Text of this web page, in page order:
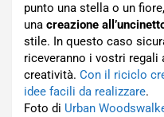
punto una stella o un
una creazione
stile. In questo caso
riceveranno i vostri regali
creatività. Con il riciclo
idee facili da realizzare.
Foto di Urban